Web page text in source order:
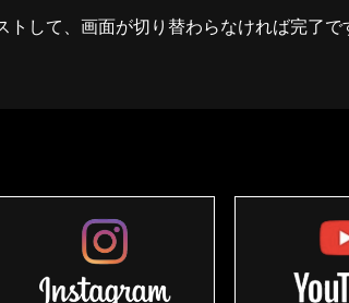
して、画面が切り替わらなければ完了で